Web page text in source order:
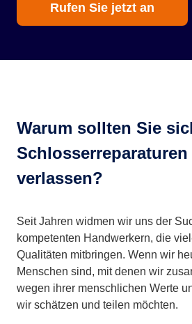
Rufen Sie jetzt an
Warum sollten Sie
verlassen?
Seit Jahren widmen wir uns der
kompetenten Handwerkern, die
Qualitäten mitbringen. Wenn wir
Menschen sind, mit denen wir
wegen ihrer menschlichen Werte
wir schätzen und teilen möchten.